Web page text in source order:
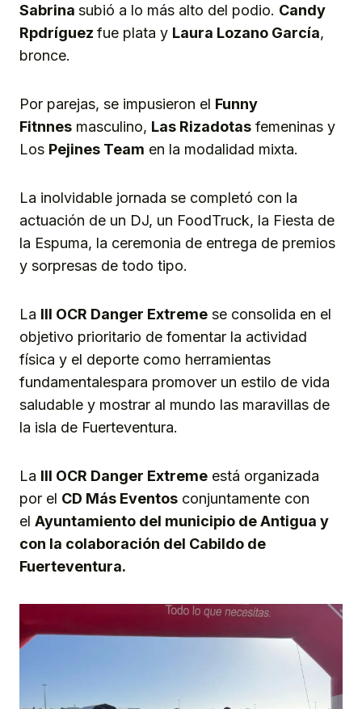
Sabrina subió a lo más alto del podio. Candy
Rpdríguez fue plata y Laura Lozano García,
bronce.
Por parejas, se impusieron el Funny
Fitnnes masculino, Las Rizadotas femeninas y
Los Pejines Team en la modalidad mixta.
La inolvidable jornada se completó con la
actuación de un DJ, un FoodTruck, la Fiesta de
la Espuma, la ceremonia de entrega de premios
y sorpresas de todo tipo.
La III OCR Danger Extreme se consolida en el
objetivo prioritario de fomentar la actividad
física y el deporte como herramientas
fundamentalespara promover un estilo de vida
saludable y mostrar al mundo las maravillas de
la isla de Fuerteventura.
La III OCR Danger Extreme está organizada
por el CD Más Eventos conjuntamente con
el Ayuntamiento del municipio deAntigua y
con la colaboración del Cabildo de
Fuerteventura.